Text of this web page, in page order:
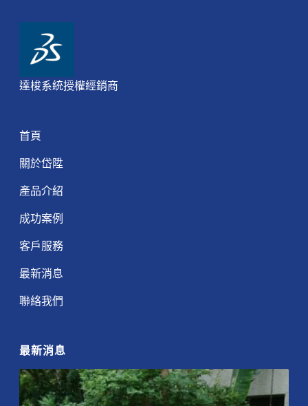
達梭系統授權經銷商
首頁
關於岱陞
產品介紹
成功案例
客戶服務
最新消息
聯絡我們
最新消息